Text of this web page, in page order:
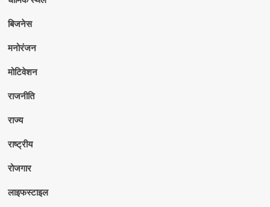
बिजनेस
मनोरंजन
मोटिवेशन
राजनीति
राज्य
राष्ट्रीय
रोजगार
लाइफस्टाइल